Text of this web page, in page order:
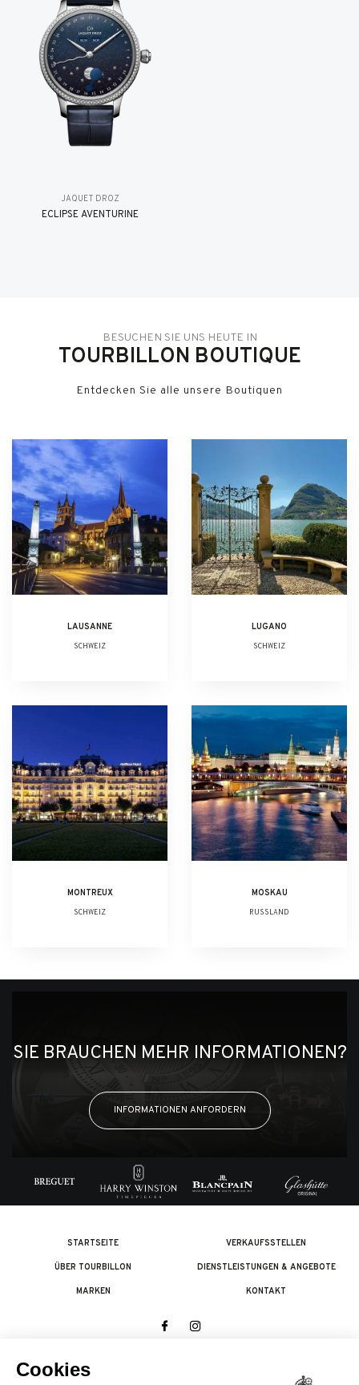
JAQUET DROZ
ÉCLIPSE AVENTURINE
BESUCHEN SIE UNS HEUTE IN
TOURBILLON BOUTIQUE
Entdecken Sie alle unsere Boutiquen
LAUSANNE
SCHWEIZ
LUGANO
SCHWEIZ
MONTREUX
SCHWEIZ
MOSKAU
RUSSLAND
SIE BRAUCHEN MEHR INFORMATIONEN?
INFORMATIONEN ANFORDERN
STARTSEITE
ÜBER TOURBILLON
MARKEN
VERKAUFSSTELLEN
DIENSTLEISTUNGEN & ANGEBOTE
KONTAKT